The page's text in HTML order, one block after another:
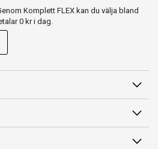
Komplett FLEX kan du välja bland
0 kr i dag.